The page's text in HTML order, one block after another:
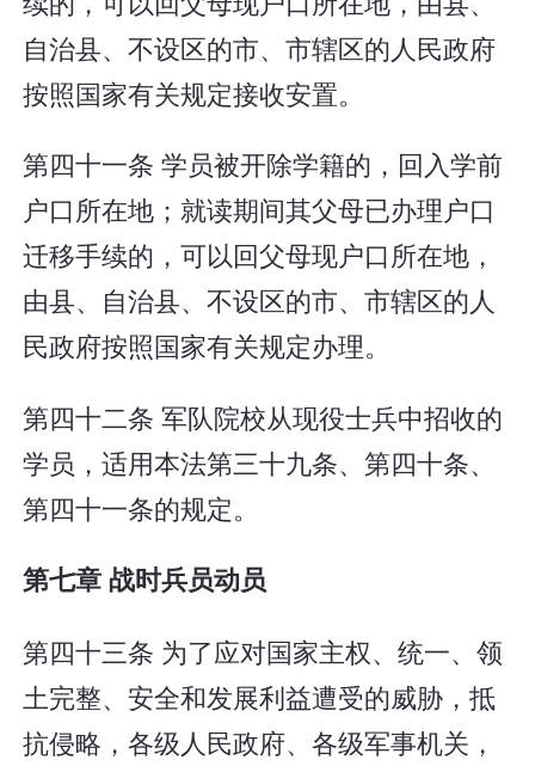
自治县、不设区的市、市辖区的人民政府
按照国家有关规定接收安置。
第四十一条 学员被开除学籍的，回入学前
户口所在地；就读期间其父母已办理户口
迁移手续的，可以回父母现户口所在地，
由县、自治县、不设区的市、市辖区的人
民政府按照国家有关规定办理。
第四十二条 军队院校从现役士兵中招收的
学员，适用本法第三十九条、第四十条、
第四十一条的规定。
第七章 战时兵员动员
第四十三条 为了应对国家主权、统一、领
土完整、安全和发展利益遭受的威胁，抵
抗侵略，各级人民政府、各级军事机关，